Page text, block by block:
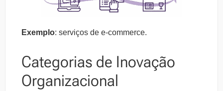
Exemplo: serviços de e-commerce.
Categorias de Inovação
Organizacional